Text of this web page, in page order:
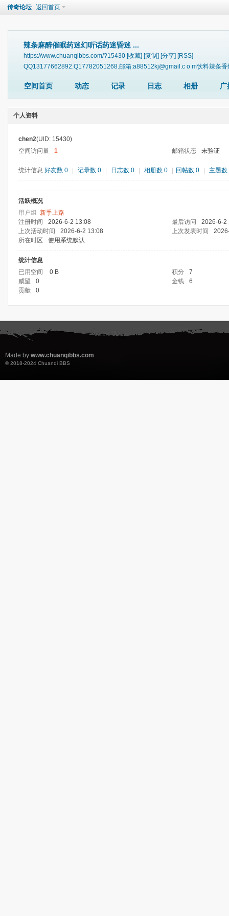
传奇论坛 返回首页
辣条麻醉催眠药迷幻听话药迷昏迷 ...
https://www.chuanqibbs.com/?15430 [收藏] [复制] [分享] [RSS]
QQ13177662892.Q17782051268.邮箱:a88512kj@gmail.c o m饮料辣条
空间首页 动态 记录 日志 相册 广
个人资料
chen2(UID: 15430)
空间访问量
1 邮箱状态 未验证
统计信息 好友数 0 记录数 0 日志数 0 相册数 0 回帖数 0 主题数
活跃概况
用户组 新手上路
注册时间
2026-6-2 13:08 最后访问
2026-6-2
上次活动时间
2026-6-2 13:08 上次发表时间
所在时区
使用系统默认
统计信息
已用空间
0 B 积分
7
威望
0 金钱
6
贡献
0
Made by www.chuanqibbs.com
© 2018-2024 Chuanqi BBS